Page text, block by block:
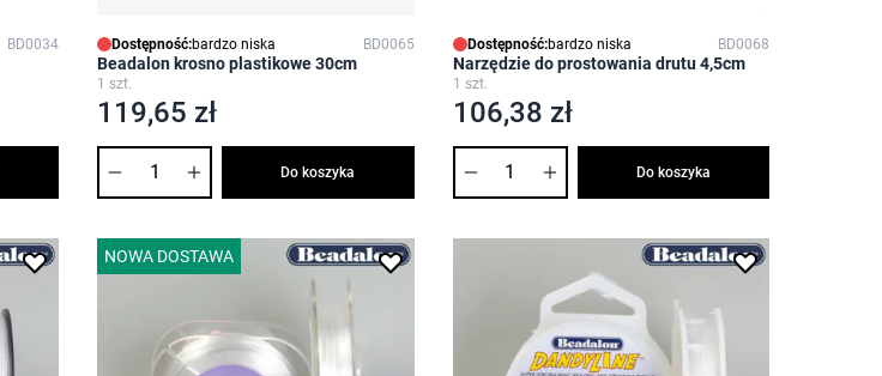
BD0034 Dostępność:bardzo niska BD0065
Beadalon krosno plastikowe 30cm
1 szt.
119,65 zł
Do koszyka
Dostępność:bardzo niska BD0068
Narzędzie do prostowania drutu 4,5cm
1 szt.
106,38 zł
Do koszyka
NOWA DOSTAWA